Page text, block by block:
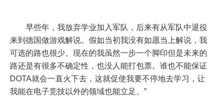
早些年，我放弃学业加入军队，后来有从军队中退役
来到德国做游戏解说。假如当初我没有如愿当上解说，我
可选的路也很少。现在的我虽然一步一个脚印但是未来的
路还是有很多不确定性，也没人能打包票。谁也不能保证
DOTA就会一直火下去，这就促使我要不停地去学习，让
我能在电子竞技以外的领域也能立足。”